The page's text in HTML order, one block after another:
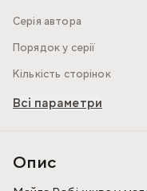
Серія автора
Порядок у серії
Кількість сторінок
Всі параметри
Опис